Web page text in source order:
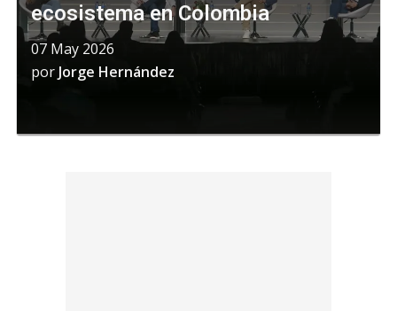
ecosistema en Colombia
07 May 2026
por Jorge Hernández